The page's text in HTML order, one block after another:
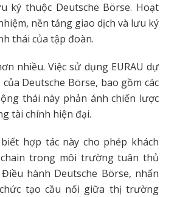
ký thuộc Deutsche Börse. Hoạt
nền tảng giao dịch và lưu ký
thái của tập đoàn.
nhiều. Việc sử dụng EURAU dự
Deutsche Börse, bao gồm các
thái này phản ánh chiến lược
tài chính hiện đại.
hợp tác này cho phép khách
trong môi trường tuân thủ
hành Deutsche Börse, nhấn
tạo cầu nối giữa thị trường